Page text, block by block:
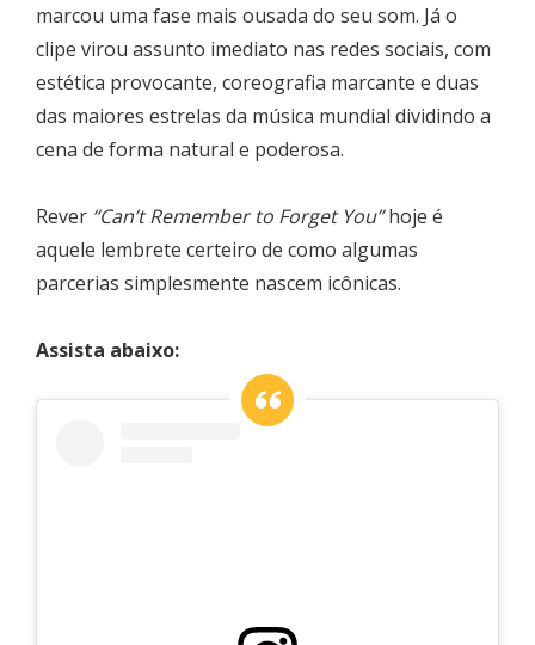
marcou uma fase mais ousada do seu som. Já o
clipe virou assunto imediato nas redes sociais, com
estética provocante, coreografia marcante e duas
das maiores estrelas da música mundial dividindo a
cena de forma natural e poderosa.
Rever “Can’t Remember to Forget You”hoje é
aquele lembrete certeiro de como algumas
parcerias simplesmente nascem icônicas.
Assista abaixo: